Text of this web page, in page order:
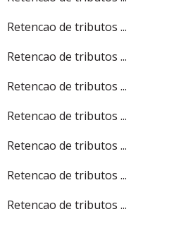
Retencao de tributos ...
Retencao de tributos ...
Retencao de tributos ...
Retencao de tributos ...
Retencao de tributos ...
Retencao de tributos ...
Retencao de tributos ...